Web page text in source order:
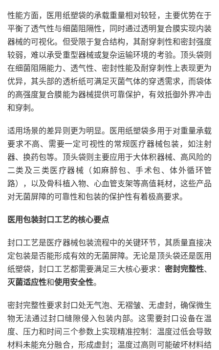
性能方面，医用纸塑袋的承载重量相对较轻，主要优势在于
平衡了透气性与细菌阻隔性，同时通过透明复合膜实现内装
器械的可视化。但受限于复合结构，其耐穿刺性和密封强度
较弱，难以承受重型器械或复杂运输环境的考验。顶头袋则
在细菌阻隔能力、透气性、密封性能及耐穿刺性上表现更为
优异，其头部的透析纸可满足灭菌气体的穿透需求，而袋体
的高强度复合膜能为器械提供可靠保护，有效抵御外界冲击
和穿刺。
适用场景的差异则更为明显。医用纸塑袋多用于对重量承载
要求不高、需要一定可视性的常规医疗器械包装，如注射
器、换药包等。顶头袋则主要应用于大体积器械、高风险的
二类及三类医疗器械（如麻醉包、手术包、体外循环管
路），以及骨科植入物、心血管支架等高值耗材，这些产品
对无菌屏障的可靠性和包装的保护性有着极高要求。
医用包装封口工艺的核心要点
封口工艺是医疗器械包装流程中的关键环节，其质量直接决
定包装是否能形成有效的无菌屏障。无论是顶头袋还是医用
纸塑袋，封口工艺都需要满足三大核心要求： 密封完整性、
灭菌适应性和使用安全性。
密封完整性要求封口处无气泡、无褶皱、无虚封，确保微生
物无法通过封口缝隙侵入包装内部。这需要封口设备在温
度、压力和时间三个参数上实现精准控制：温度过低会导致
材料未能充分融合，形成虚封；温度过高则可能破坏材料结